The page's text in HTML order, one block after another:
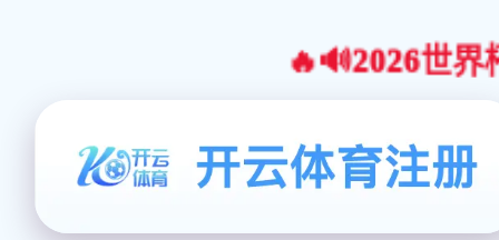
🔥🔊2026世界杯官网